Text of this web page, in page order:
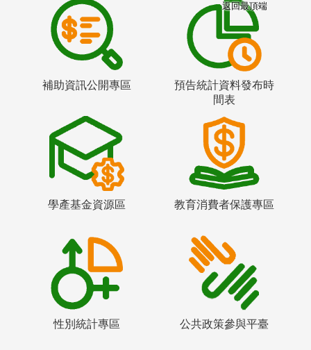
補助資訊公開專區
預告統計資料發布時
間表
學產基金資源區 教育消費者保護專區
性別統計專區 公共政策參與平臺
返回最頂端